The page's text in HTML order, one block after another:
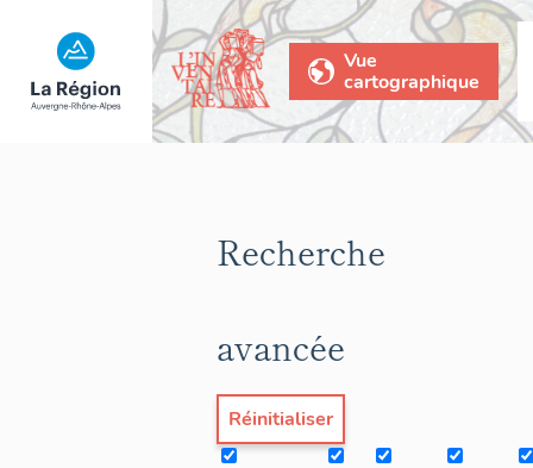
Vue
cartographique
Recherche
avancée
Réinitialiser